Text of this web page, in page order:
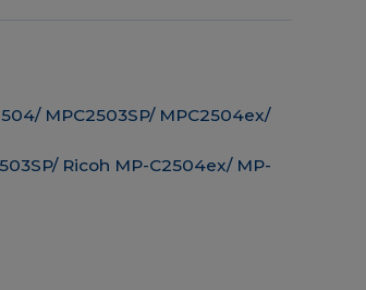
MPC2503SP/ MPC2504ex/
Ricoh MP-C2504ex/ MP-